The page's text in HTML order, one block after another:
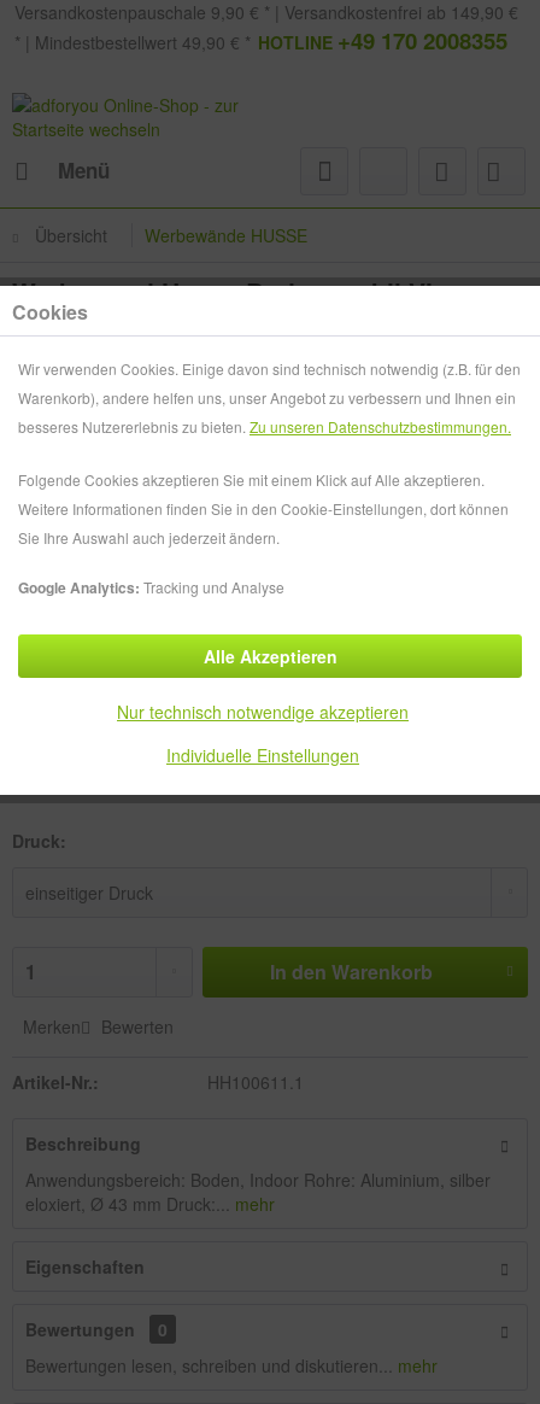
Versandkostenpauschale 9,90 € * | Versandkostenfrei ab 149,90 €
* | Mindestbestellwert 49,90 € * HOTLINE +49 170 2008355
Menü
Übersicht Werbewände HUSSE
Werbewand Husse Boden mobil VI
1.053,49 € *
zzgl. Versandkosten
Druck:
In den Warenkorb
Merken Bewerten
Artikel-Nr.: HH100611.1
Beschreibung
Anwendungsbereich: Boden, Indoor Rohre: Aluminium, silber
eloxiert, Ø 43 mm Druck:... mehr
Eigenschaften
Bewertungen
0
Bewertungen lesen, schreiben und diskutieren... mehr
Cookies
Wir verwenden Cookies. Einige davon sind technisch notwendig (z.B. für den
Warenkorb), andere helfen uns, unser Angebot zu verbessern und Ihnen ein
besseres Nutzererlebnis zu bieten. Zu unseren Datenschutzbestimmungen.
Folgende Cookies akzeptieren Sie mit einem Klick auf Alle akzeptieren.
Weitere Informationen finden Sie in den Cookie-Einstellungen, dort können
Sie Ihre Auswahl auch jederzeit ändern.
Google Analytics: Tracking und Analyse
Individuelle Einstellungen
Nur technisch notwendige akzeptieren
Alle Akzeptieren